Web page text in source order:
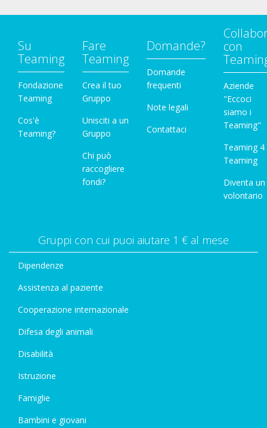
Su
Teaming
Fondazione
Teaming
Cos'è
Teaming?
Fare
Teaming
Crea il tuo
Gruppo
Unisciti a un
Gruppo
Chi può
raccogliere
fondi?
Domande?
Domande
frequenti
Note legali
Contattaci
con
Aziende
"Eccoci
siamo i
Teaming"
Teaming 4
Teaming
Diventa un
volontario
Gruppi con cui puoi aiutare 1 € al mese
Dipendenze
Assistenza al paziente
Cooperazione internazionale
Difesa degli animali
Disabilità
Istruzione
Famiglie
Bambini e giovani